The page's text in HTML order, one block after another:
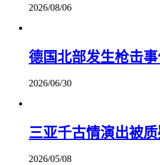
2026/08/06
德国北部发生枪击
2026/06/30
三亚千古情演出被
2026/05/08